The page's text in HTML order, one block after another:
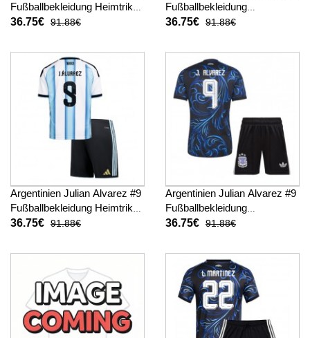
Fußballbekleidung Heimtrikot
Kinder WM 2026 Kurzarm (+
36.75€ 91.88€
Fußballbekleidung
Auswärtstrikot Kinder WM
hosen)
36.75€ 91.88€
Argentinien Julian Alvarez #9
Fußballbekleidung Heimtrikot
Kinder WM 2026 Kurzarm (+
36.75€ 91.88€
Argentinien Julian Alvarez #9
Fußballbekleidung
Auswärtstrikot Kinder WM
hosen)
36.75€ 91.88€